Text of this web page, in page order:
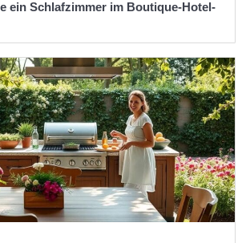
ein Schlafzimmer im Boutique-Hotel-